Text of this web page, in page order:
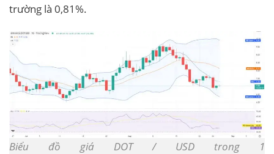
trường là 0,81%.
Biểu đồ giá DOT / USD trong 1